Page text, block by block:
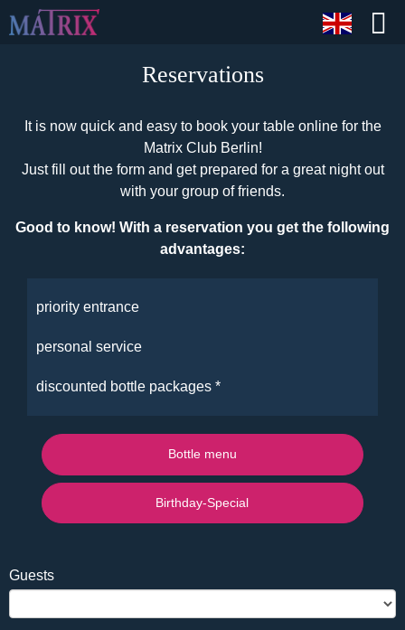
Reservations
It is now quick and easy to book your table online for the
Matrix Club Berlin!
Just fill out the form and get prepared for a great night out
with your group of friends.
Good to know! With a reservation you get the following
advantages:
priority entrance
personal service
discounted bottle packages *
Bottle menu
Birthday-Special
Reservierung
EN
Falls
Du
ein
Guests